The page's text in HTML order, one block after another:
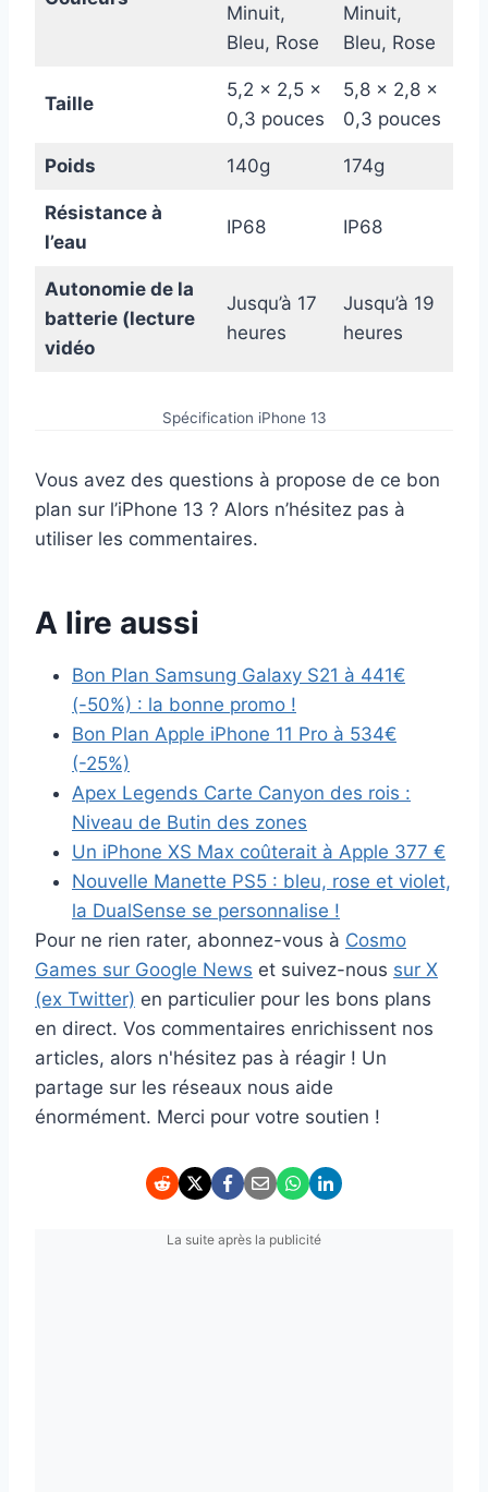
Minuit,
Bleu, Rose
Minuit,
Bleu, Rose
Taille
5,2 x 2,5 x
0,3 pouces
5,8 x 2,8 x
0,3 pouces
Poids 140g 174g
Résistance à
l’eau
IP68 IP68
Autonomie de la
batterie (lecture
vidéo
Jusqu’à 17
heures
Jusqu’à 19
heures
Spécification iPhone 13
Vous avez des questions à propose de ce bon
plan sur l’iPhone 13 ? Alors n’hésitez pas à
utiliser les commentaires.
A lire aussi
Bon Plan Samsung Galaxy S21 à 441€
(-50%) : la bonne promo !
Bon Plan Apple iPhone 11 Pro à 534€
(-25%)
Apex Legends Carte Canyon des rois :
Niveau de Butin des zones
Un iPhone XS Max coûterait à Apple 377 €
Nouvelle Manette PS5 : bleu, rose et violet,
la DualSense se personnalise !
Pour ne rien rater, abonnez-vous à Cosmo
Games sur Google News et suivez-nous sur X
(ex Twitter) en particulier pour les bons plans
en direct. Vos commentaires enrichissent nos
articles, alors n'hésitez pas à réagir ! Un
partage sur les réseaux nous aide
énormément. Merci pour votre soutien !
La suite après la publicité